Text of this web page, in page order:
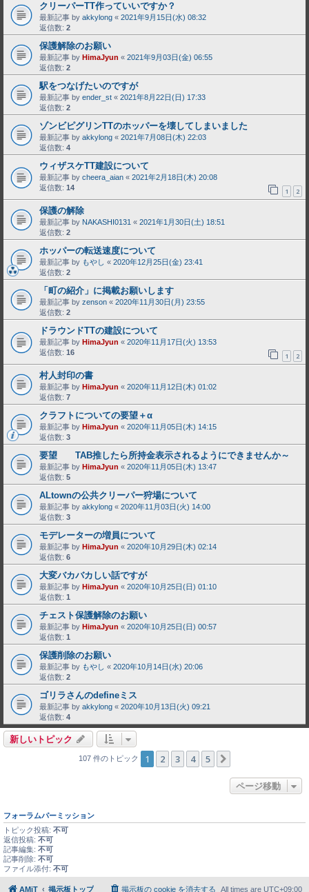
クリーパーTT作っていいですか？
最新記事 by akkylong « 2021年9月15日(水) 08:32
返信数: 2
保護解除のお願い
最新記事 by HimaJyun « 2021年9月03日(金) 06:55
返信数: 2
駅をつなげたいのですが
最新記事 by ender_st « 2021年8月22日(日) 17:33
返信数: 2
ゾンビピグリンTTのホッパーを壊してしまいました
最新記事 by akkylong « 2021年7月08日(木) 22:03
返信数: 4
ウィザスケTT建設について
最新記事 by cheera_aian « 2021年2月18日(木) 20:08
返信数: 14 1 2
保護の解除
最新記事 by NAKASHI0131 « 2021年1月30日(土) 18:51
返信数: 2
ホッパーの転送速度について
最新記事 by もやし « 2020年12月25日(金) 23:41
返信数: 2
「町の紹介」に掲載お願いします
最新記事 by zenson « 2020年11月30日(月) 23:55
返信数: 2
ドラウンドTTの建設について
最新記事 by HimaJyun « 2020年11月17日(火) 13:53
返信数: 16 1 2
村人封印の書
最新記事 by HimaJyun « 2020年11月12日(木) 01:02
返信数: 7
クラフトについての要望＋α
最新記事 by HimaJyun « 2020年11月05日(木) 14:15
返信数: 3
要望 TAB推したら所持金表示されるようにできませんか～
最新記事 by HimaJyun « 2020年11月05日(木) 13:47
返信数: 5
ALtownの公共クリーパー狩場について
最新記事 by akkylong « 2020年11月03日(火) 14:00
返信数: 3
モデレーターの増員について
最新記事 by HimaJyun « 2020年10月29日(木) 02:14
返信数: 6
大変バカバカしい話ですが
最新記事 by HimaJyun « 2020年10月25日(日) 01:10
返信数: 1
チェスト保護解除のお願い
最新記事 by HimaJyun « 2020年10月25日(日) 00:57
返信数: 1
保護削除のお願い
最新記事 by もやし « 2020年10月14日(水) 20:06
返信数: 2
ゴリラさんのdefineミス
最新記事 by akkylong « 2020年10月13日(火) 09:21
返信数: 4
新しいトピック
107 件のトピック 1 2 3 4 5
ページ移動
フォーラムパーミッション
トピック投稿: 不可
返信投稿: 不可
記事編集: 不可
記事削除: 不可
ファイル添付: 不可
AMiT 掲示板トップ All times are UTC+09:00
掲示板の cookie を消去する